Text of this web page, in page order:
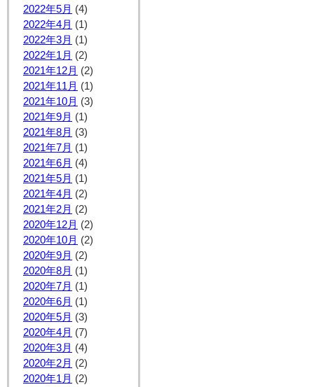
2022年5月 (4)
2022年4月 (1)
2022年3月 (1)
2022年1月 (2)
2021年12月 (2)
2021年11月 (1)
2021年10月 (3)
2021年9月 (1)
2021年8月 (3)
2021年7月 (1)
2021年6月 (4)
2021年5月 (1)
2021年4月 (2)
2021年2月 (2)
2020年12月 (2)
2020年10月 (2)
2020年9月 (2)
2020年8月 (1)
2020年7月 (1)
2020年6月 (1)
2020年5月 (3)
2020年4月 (7)
2020年3月 (4)
2020年2月 (2)
2020年1月 (2)